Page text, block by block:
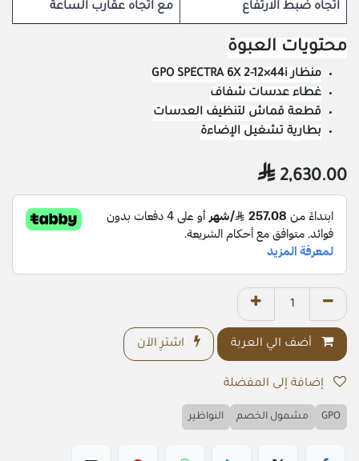
اتجاه ضبط الارتفاع مع اتجاه عقارب الساعة
محتويات العبوة
منظار GPO SPECTRA 6X 2-12×44i
غطاء عدسات شفاف
قطعة قماش لتنظيف العدسات
بطارية تشغيل الإضاءة
2,630.00

أضف الي العربة اشترِ الآن
GPO مشمول الخصم النواظير